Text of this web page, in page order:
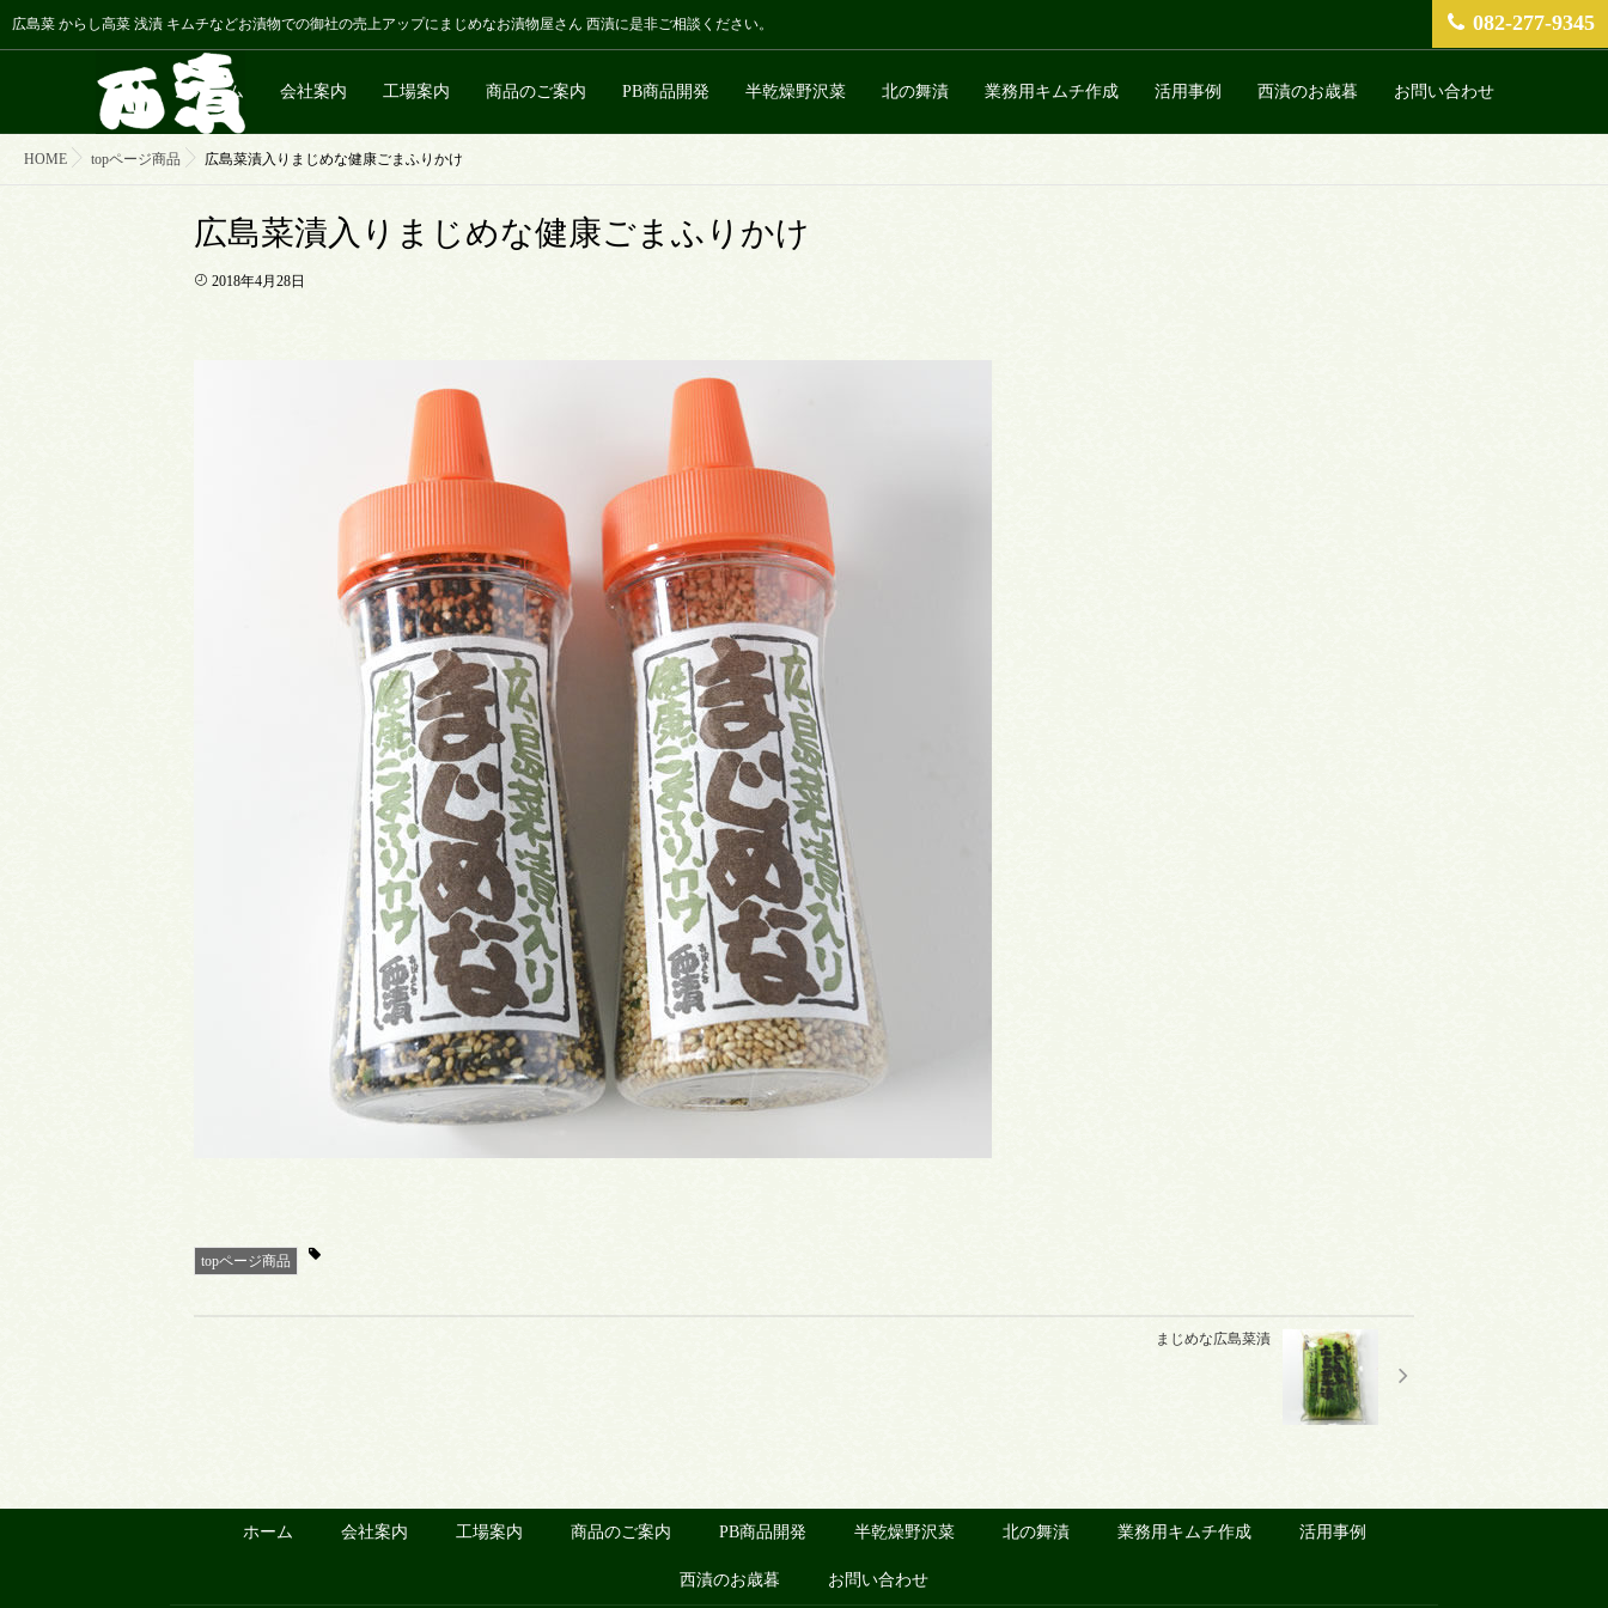
広島菜 からし高菜 浅漬 キムチなどお漬物での御社の売上アップにまじめなお漬物屋さん 西漬に是非ご相談ください。 082-277-9345
ホーム 会社案内 工場案内 商品のご案内 PB商品開発 半乾燥野沢菜 北の舞漬 業務用キムチ作成 活用事例 西漬のお歳暮 お問い合わせ
HOME topページ商品 広島菜漬入りまじめな健康ごまふりかけ
広島菜漬入りまじめな健康ごまふりかけ
2018年4月28日
topページ商品
まじめな広島菜漬
ホーム 会社案内 工場案内 商品のご案内 PB商品開発 半乾燥野沢菜 北の舞漬 業務用キムチ作成 活用事例
西漬のお歳暮 お問い合わせ